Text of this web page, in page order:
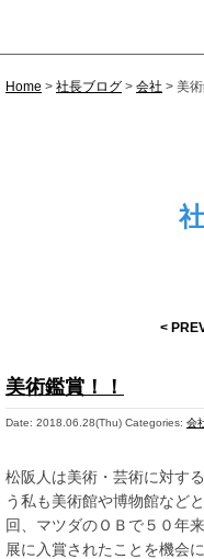
Home > 社長ブログ > 会社 > 美術
<
美術鑑賞！！
Date: 2018.06.28(Thu) Categories: 会
松阪人は美術・芸術に対す
う私も美術館や博物館など
回、マツダのＯＢで５０年
展に入賞されたことを機会